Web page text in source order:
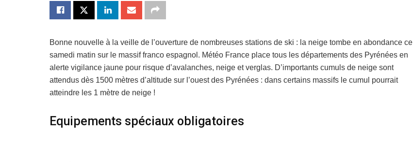
Bonne nouvelle à la veille de l’ouverture de nombreuses stations de ski : la neige tombe en abondance ce
samedi matin sur le massif franco espagnol. Météo France place tous les départements des Pyrénées en
alerte vigilance jaune pour risque d’avalanches, neige et verglas. D’importants cumuls de neige sont
attendus dès 1500 mètres d’altitude sur l’ouest des Pyrénées : dans certains massifs le cumul pourrait
atteindre les 1 mètre de neige !
Equipements spéciaux obligatoires